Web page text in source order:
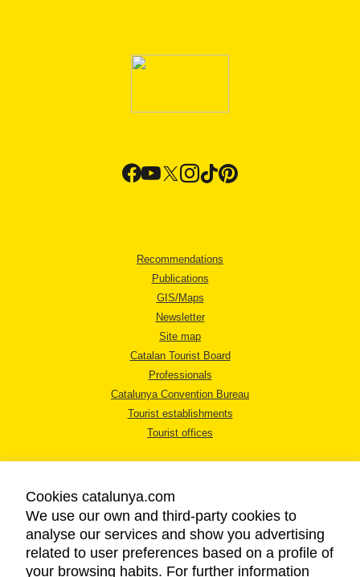
Recommendations
Publications
GIS/Maps
Newsletter
Site map
Catalan Tourist Board
Professionals
Catalunya Convention Bureau
Tourist establishments
Tourist offices
LEGAL NOTICE
PRIVACY POLICY
Cookies catalunya.com
We use our own and third-party cookies to
analyse our services and show you advertising
related to user preferences based on a profile of
your browsing habits. For further information